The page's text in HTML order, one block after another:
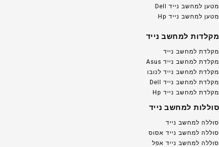
מטען למחשב נייד Dell
מטען למחשב נייד Hp
מקלדות למחשב נייד
מקלדת למחשב נייד
מקלדת למחשב נייד Asus
מקלדת למחשב נייד לנובו
מקלדת למחשב נייד Dell
מקלדת למחשב נייד Hp
סוללות למחשב נייד
סוללה למחשב נייד
סוללה למחשב נייד אסוס
סוללה למחשב נייד אפל